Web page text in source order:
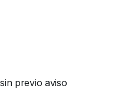
previo aviso